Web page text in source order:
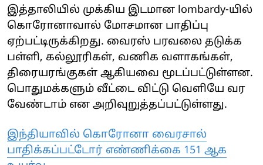
இத்தாலியில் முக்கிய இடமான lombardy-யில்
கொரோனாவால் மோசமான பாதிப்பு
ஏற்பட்டிருக்கிறது. வைரஸ் பரவலை தடுக்க
பள்ளி, கல்லூரிகள், வணிக வளாகங்கள்,
திரையரங்குகள் ஆகியவை மூடப்பட்டுள்ளன.
பொதுமக்களும் வீட்டை விட்டு வெளியே வர
வேண்டாம் என அறிவுறுத்தப்பட்டுள்ளது.
இந்தியாவில் கொரோனா வைரசால்
பாதிக்கப்பட்டோர் எண்ணிக்கை‌ 151 ஆக